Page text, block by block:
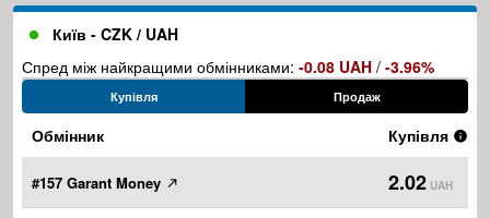
Київ - CZK / UAH
Спред між найкращими обмінниками: -0.08 UAH / -3.96%
Купівля Продаж
Обмінник Купівля
#157 Garant Money 2.02 UAH